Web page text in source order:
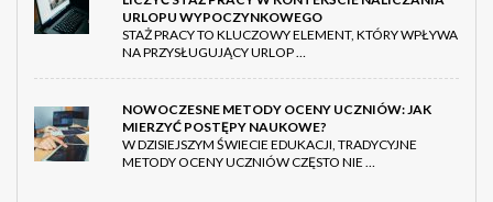
URLOPU WYPOCZYNKOWEGO
STAŻ PRACY TO KLUCZOWY ELEMENT, KTÓRY WPŁYWA
NA PRZYSŁUGUJĄCY URLOP …
NOWOCZESNE METODY OCENY UCZNIÓW: JAK
MIERZYĆ POSTĘPY NAUKOWE?
W DZISIEJSZYM ŚWIECIE EDUKACJI, TRADYCYJNE
METODY OCENY UCZNIÓW CZĘSTO NIE …